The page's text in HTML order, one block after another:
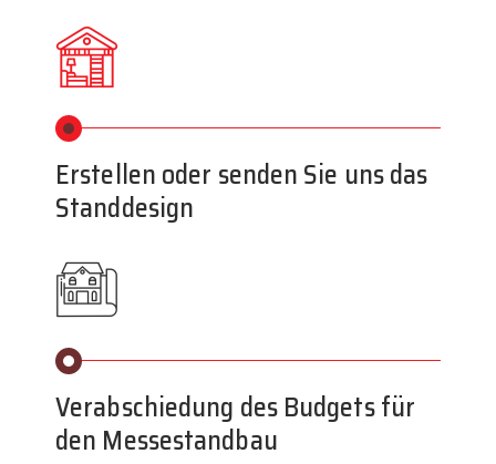
Erstellen oder senden Sie uns das
Standdesign
Verabschiedung des Budgets für
den Messestandbau